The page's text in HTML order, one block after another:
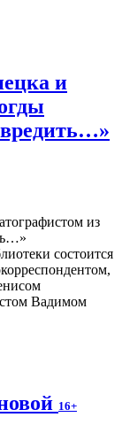
и
состоится
Вадимом
16+